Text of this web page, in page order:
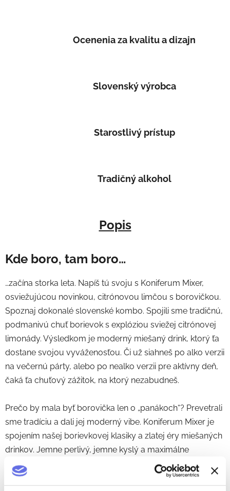
Ocenenia za kvalitu a dizajn
Slovenský výrobca
Starostlivý prístup
Tradičný alkohol
Popis
Kde boro, tam boro…
…začína storka leta. Napíš tú svoju s Koniferum Mixer,
osviežujúcou novinkou, citrónovou limčou s borovičkou.
Spoznaj dokonalé slovenské kombo. Spojili sme tradičnú,
podmanivú chuť borievok s explóziou sviežej citrónovej
limonády. Výsledkom je moderný miešaný drink, ktorý ťa
dostane svojou vyváženosťou. Či už siahneš po alko verzii
na večernú párty, alebo po nealko verzii pre aktívny deň,
čaká ťa chuťový zážitok, na ktorý nezabudneš.
Prečo by mala byť borovička len o „panákoch“? Prevetrali
sme tradíciu a dali jej moderný vibe. Koniferum Mixer je
spojením našej borievkovej klasiky a zlatej éry miešaných
drinkov. Jemne perlivý, jemne kyslý a maximálne
osviežujúci. Hoď plechovku do chladiacej tašky a ukáž
kamošom, ako chutí slovenské leto.